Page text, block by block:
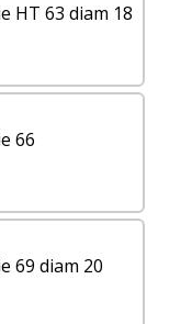
HT 63 diam 18
66
69 diam 20